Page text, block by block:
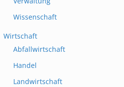
Wissenschaft
Wirtschaft
Abfallwirtschaft
Handel
Landwirtschaft